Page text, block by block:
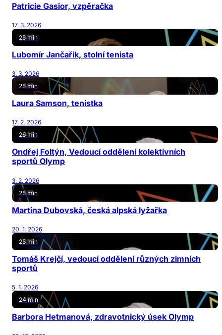
Patricie Gasior, vzpěračka
17. 3. 2026
25 min
Lubomír Jančařík, stolní tenista
3. 3. 2026
25 min
Laura Samson, tenistka
17. 2. 2026
26 min
Ondřej Foltýn, Vedoucí oddělení kolektivních
sportů Olymp
3. 2. 2026
25 min
Martina Dubovská, česká alpská lyžařka
20. 1. 2026
25 min
Tomáš Krejčí, vedoucí oddělení různých zimních
sportů
5. 1. 2026
24 min
Barbora Hetmanová, zdravotnický úsek Olymp